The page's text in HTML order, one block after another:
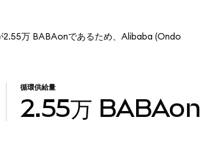
2.55万 BABAonであるため、Alibaba (Ondo
循環供給量
2.55万 BABAon